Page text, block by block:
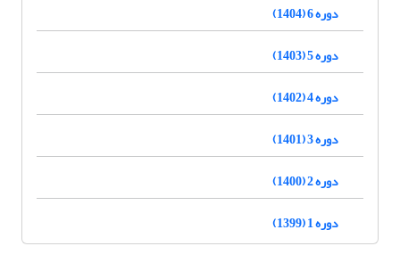
دوره 6 (1404)
دوره 5 (1403)
دوره 4 (1402)
دوره 3 (1401)
دوره 2 (1400)
دوره 1 (1399)